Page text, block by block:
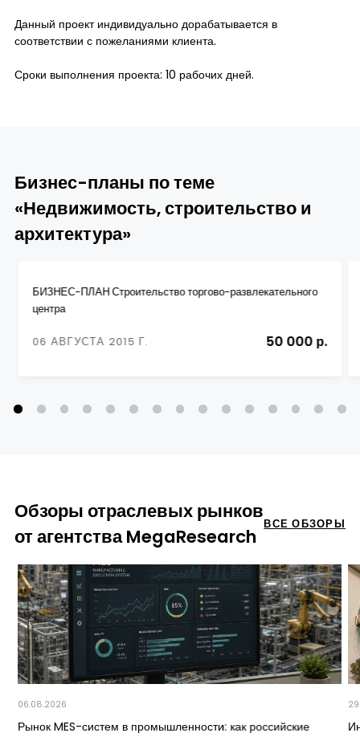
Данный проект индивидуально дорабатывается в
соответствии с пожеланиями клиента.
Сроки выполнения проекта: 10 рабочих дней.
Бизнес-планы по теме
«Недвижимость, строительство и
архитектура»
БИЗНЕС-ПЛАН Строительство торгово-развлекательного
центра
06 АВГУСТА 2015 Г. 50 000 р.
Обзоры отраслевых рынков
от агентства MegaResearch
ВСЕ ОБЗОРЫ
06.08.2026
Рынок MES-систем в промышленности: как российские